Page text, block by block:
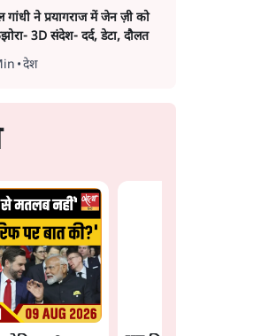
गांधी ने प्रयागराज में जेन ज़ी को
3D संदेश- दर्द, डेटा, दौलत
•देश